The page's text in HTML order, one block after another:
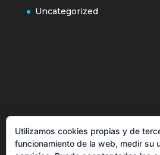
Uncategorized
Más información sobre las
Utilizamos cookies propias y de
funcionamiento de la web, medir su